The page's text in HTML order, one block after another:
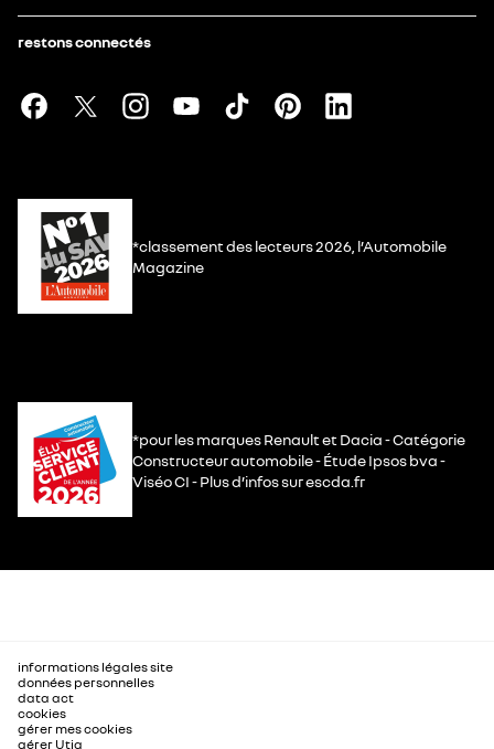
restons connectés
*classement des lecteurs 2026, l’Automobile
Magazine
*pour les marques Renault et Dacia - Catégorie
Constructeur automobile - Étude Ipsos bva -
Viséo CI - Plus d’infos sur escda.fr
informations légales site
données personnelles
data act
cookies
gérer mes cookies
gérer Utiq